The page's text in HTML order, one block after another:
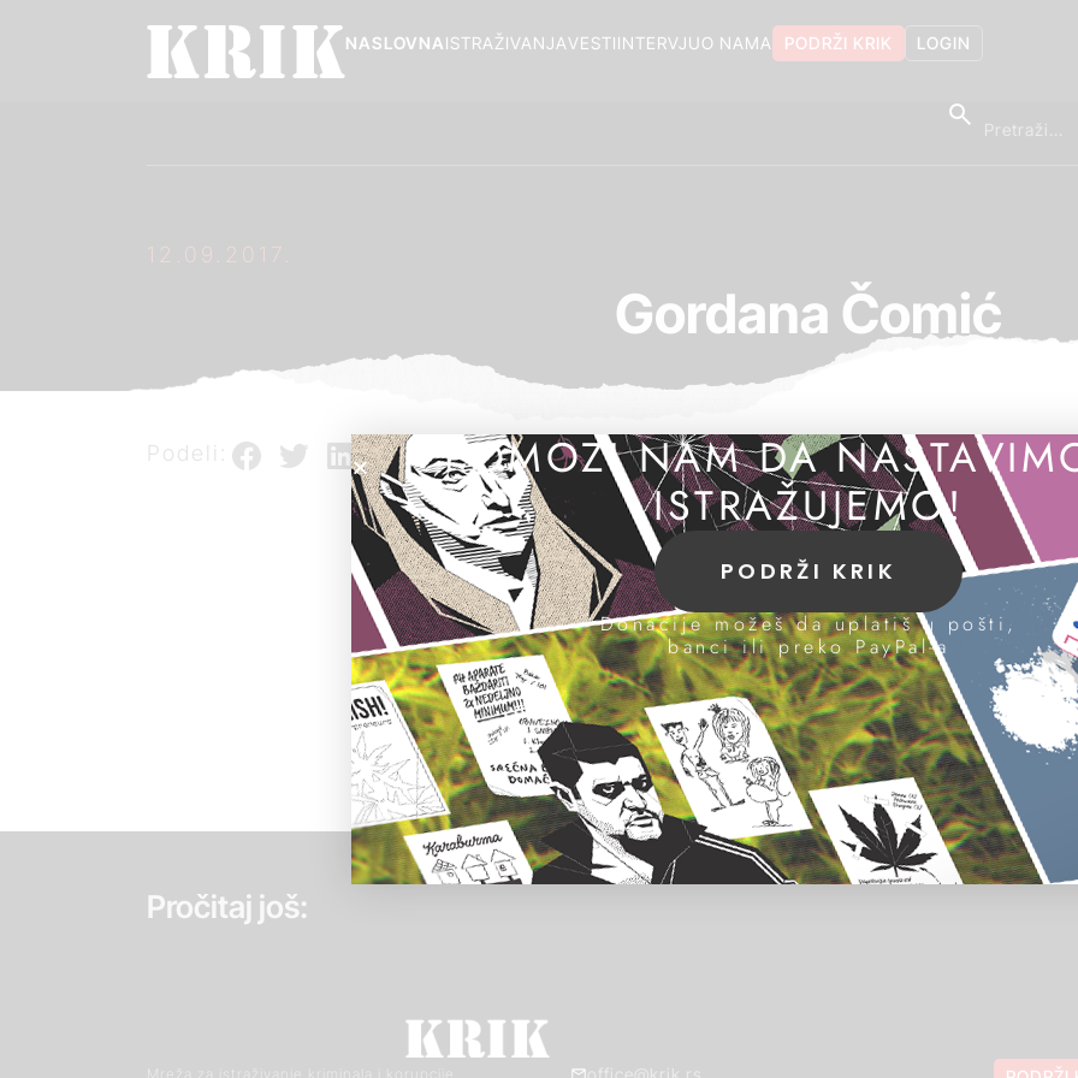
LOGIN
PODRŽI KRIK
O NAMA
INTERVJU
VESTI
ISTRAŽIVANJA
NASLOVNA
12.09.2017.
Gordana Čomić
Podeli:
Pročitaj još:
Mreža za istraživanje kriminala i korupcije office@krik.rs
POMOZI NAM DA
ISTRAŽUJEMO!
PODRŽI KRIK
Donacije možeš da uplatiš u pošti,
banci ili preko PayPal-a